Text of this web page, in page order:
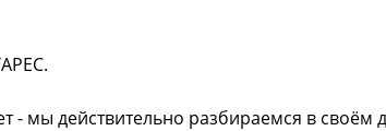
- мы действительно разбираемся в своём